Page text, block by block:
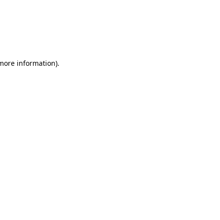
information).